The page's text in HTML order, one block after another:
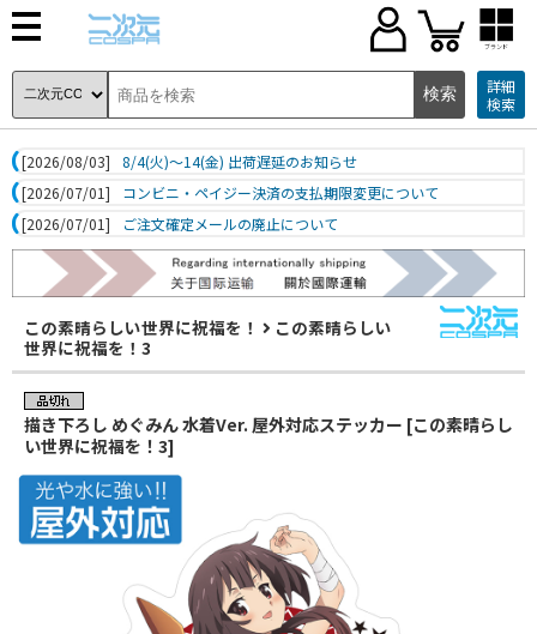
ブランド
詳細
検索
[2026/08/03]
8/4(火)～14(金) 出荷遅延のお知らせ
[2026/07/01]
コンビニ・ペイジー決済の支払期限変更について
[2026/07/01]
ご注文確定メールの廃止について
この素晴らしい世界に祝福を！
この素晴らしい
世界に祝福を！3
描き下ろし めぐみん 水着Ver. 屋外対応ステッカー [この素晴らし
い世界に祝福を！3]